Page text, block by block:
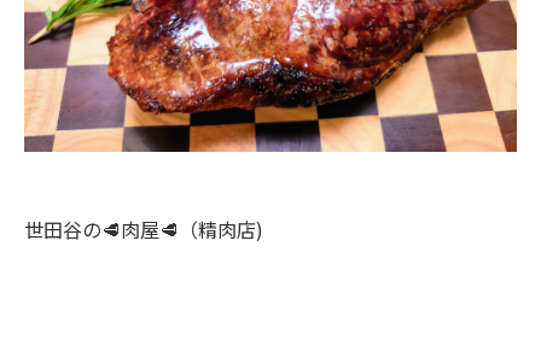
世田谷の🥩肉屋🥩（精肉店)